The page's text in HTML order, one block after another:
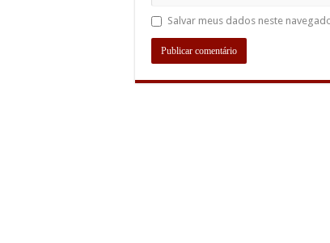
Salvar meus dados neste